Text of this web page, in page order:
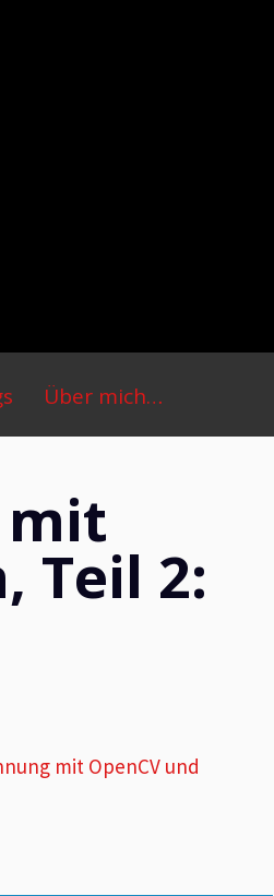
Über mich…
mit
Teil 2:
mit OpenCV und